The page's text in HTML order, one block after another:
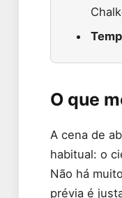
O que
A cena de
habitual: o
Não há
prévia é